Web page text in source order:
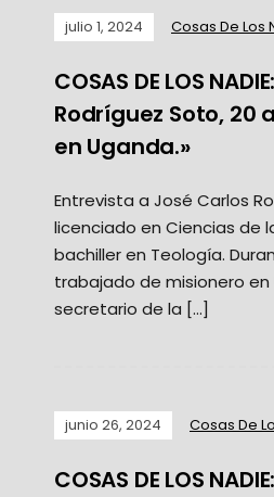
julio 1, 2024 Cosas De Los
COSAS DE LOS
Rodríguez Soto, 20
en Uganda.»
Entrevista a José Carlos
licenciado en Ciencias de
bachiller en Teología.
trabajado de misionero
secretario de la […]
junio 26, 2024 Cosas De
COSAS DE LOS